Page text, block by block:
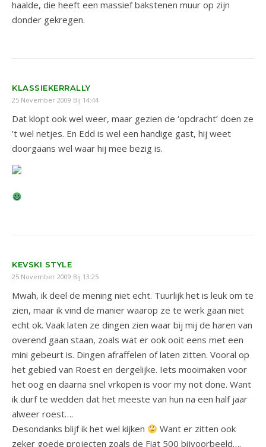
haalde, die heeft een massief bakstenen muur op zijn
donder gekregen.
KLASSIEKERRALLY
25 November 2009 Bij 14:44
Dat klopt ook wel weer, maar gezien de ‘opdracht’ doen ze
’t wel netjes. En Edd is wel een handige gast, hij weet
doorgaans wel waar hij mee bezig is.
KEVSKI STYLE
25 November 2009 Bij 13:25
Mwah, ik deel de mening niet echt. Tuurlijk het is leuk om te
zien, maar ik vind de manier waarop ze te werk gaan niet
echt ok. Vaak laten ze dingen zien waar bij mij de haren van
overend gaan staan, zoals wat er ook ooit eens met een
mini gebeurt is. Dingen afraffelen of laten zitten. Vooral op
het gebied van Roest en dergelijke. Iets mooimaken voor
het oog en daarna snel vrkopen is voor my not done. Want
ik durf te wedden dat het meeste van hun na een half jaar
alweer roest….
Desondanks blijf ik het wel kijken
Want er zitten ook
zeker goede projecten zoals de Fiat 500 bijvoorbeeld….